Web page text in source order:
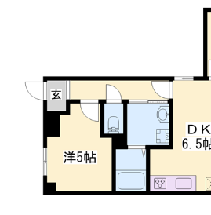
☆ネット無料☆
路線·駅から探す
地域から探す
地図から探す